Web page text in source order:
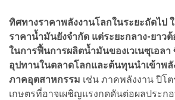
ทิศทางราคาพลังงานโลกในระยะถัดไป
ราคาน้ำมันยังจำกัด แต่ระยะกลาง-ยาว
ในการฟื้นการผลิตน้ำมันของเวเนซุเอลา
อุปทานในตลาดโลกและต้นทุนนำเข้าพลั
ภาคอุตสาหกรรม เช่น ภาคพลังงาน ปิโ
เกษตรที่อาจเผชิญแรงกดดันต่อผลประก